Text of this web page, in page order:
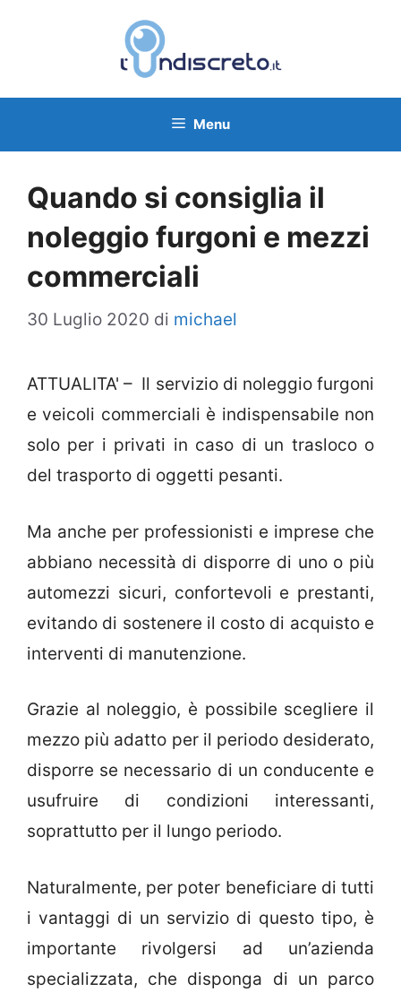
Menu
Quando si consiglia il
noleggio furgoni e mezzi
commerciali
30 Luglio 2020 di michael
ATTUALITA' – Il servizio di noleggio furgoni
e veicoli commerciali è indispensabile non
solo per i privati in caso di un trasloco o
del trasporto di oggetti pesanti.
Ma anche per professionisti e imprese che
abbiano necessità di disporre di uno o più
automezzi sicuri, confortevoli e prestanti,
evitando di sostenere il costo di acquisto e
interventi di manutenzione.
Grazie al noleggio, è possibile scegliere il
mezzo più adatto per il periodo desiderato,
disporre se necessario di un conducente e
usufruire di condizioni interessanti,
soprattutto per il lungo periodo.
Naturalmente, per poter beneficiare di tutti
i vantaggi di un servizio di questo tipo, è
importante rivolgersi ad un’azienda
specializzata, che disponga di un parco